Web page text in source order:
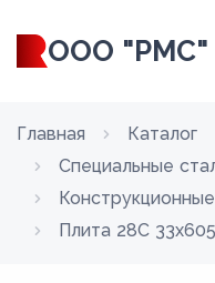
ООО "РМС"
Главная
Каталог
Специальные
Плита 28С